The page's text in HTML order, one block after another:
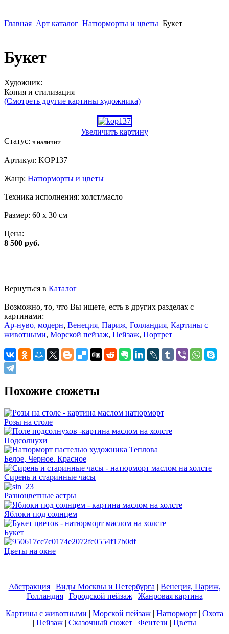
Главная Арт каталог Натюрморты и цветы Букет
Букет
Художник:
Копия и стилизация
(Смотреть другие картины художника)
Увеличить картину
Статус: в наличии
Артикул: KOP137
Жанр: Натюрморты и цветы
Техника исполнения: холст/масло
Размер: 60 x 30 см
Цена:
8 500 руб.
Вернуться в Каталог
Возможно, то, что Вы ищете, есть в других разделах с
картинами:
Ар-нуво, модерн, Венеция, Париж, Голландия, Картины с
животными, Морской пейзаж, Пейзаж, Портрет
Похожие сюжеты
Розы на столе
Подсолнухи
Белое, Черное. Красное
Сирень и старинные часы
Разноцветные астры
Яблоки под солнцем
Букет
Цветы на окне
Абстракция| Виды Москвы и Петербурга | Венеция, Париж,
Голландия| Городской пейзаж| Жанровая картина
Картины с животными | Морской пейзаж | Натюрморт | Охота
| Пейзаж | Сказочный сюжет | Фентези | Цветы